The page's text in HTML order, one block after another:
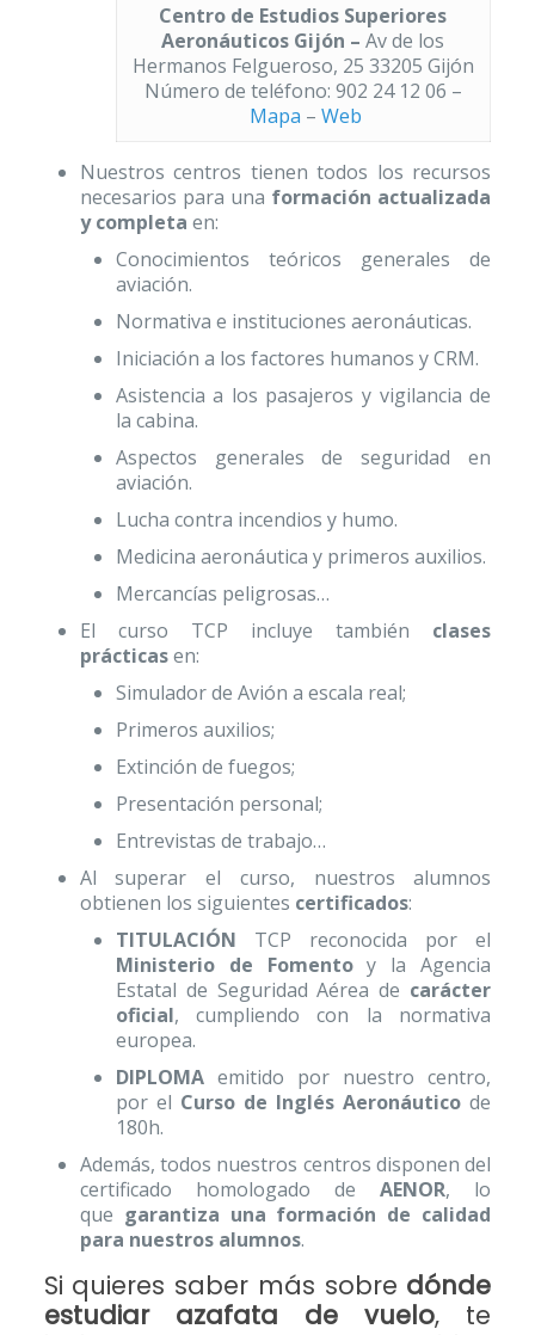
Centro de Estudios Superiores
Aeronáuticos Gijón –Av de los
Hermanos Felgueroso, 25 33205 Gijón
Número de teléfono: 902 24 12 06 –
Mapa – Web
Nuestros centros tienen todos los recursos
necesarios para una formación actualizada
y completa en:
Conocimientos teóricos generales de
aviación.
Normativa e instituciones aeronáuticas.
Iniciación a los factores humanos y CRM.
Asistencia a los pasajeros y vigilancia de
la cabina.
Aspectos generales de seguridad en
aviación.
Lucha contra incendios y humo.
Medicina aeronáutica y primeros auxilios.
Mercancías peligrosas…
El curso TCP incluye también clases
prácticasen:
Simulador de Avión a escala real;
Primeros auxilios;
Extinción de fuegos;
Presentación personal;
Entrevistas de trabajo…
Al superar el curso, nuestros alumnos
obtienen los siguientes certificados:
TITULACIÓN TCP reconocida por el
Ministerio de Fomentoy la Agencia
Estatal de Seguridad Aérea de carácter
oficial, cumpliendo con la normativa
europea.
DIPLOMAemitido por nuestro centro,
por el Curso de Inglés Aeronáutico de
180h.
Además, todos nuestros centros disponen del
certificado homologado deAENOR, lo
que garantiza una formación de calidad
para nuestros alumnos.
Si quieres saber más sobre dónde
estudiar azafata de vuelo, te